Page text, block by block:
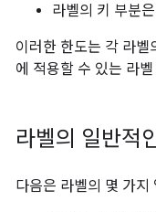
라벨의 키 부분
이러한 한도는 각 라
에 적용할 수 있는 라
라벨의 일반적
다음은 라벨의 몇 가지